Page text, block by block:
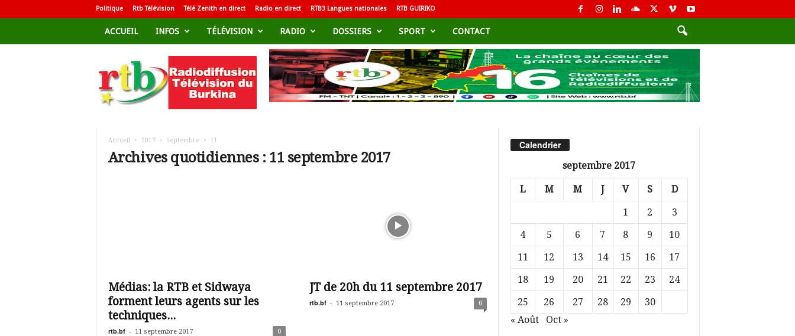
Politique Rtb Télévision Télé Zenith en direct Radio en direct RTB3 Langues nationales RTB GUIRIKO
ACCUEIL INFOS TÉLÉVISION RADIO DOSSIERS SPORT CONTACT
d
i
Accueil 2017 septembre 11
Archives quotidiennes : 11 septembre 2017
Médias: la RTB et Sidwaya
forment leurs agents sur les
techniques...
rtb.bf - 11 septembre 2017 0
JT de 20h du 11 septembre 2017
rtb.bf - 11 septembre 2017 0
Calendrier
septembre 2017
L M M J V S D
1 2
3
4
5 6 7 8 9
10
11
12 13 14 15 16
17
18
19 20 21 22 23
24
25
26 27 28 29
30
« Août
Oct »